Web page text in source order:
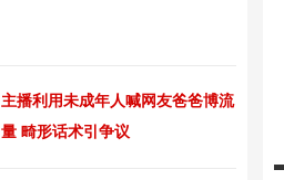
主播利用未成年人喊网友爸爸博流
量 畸形话术引争议